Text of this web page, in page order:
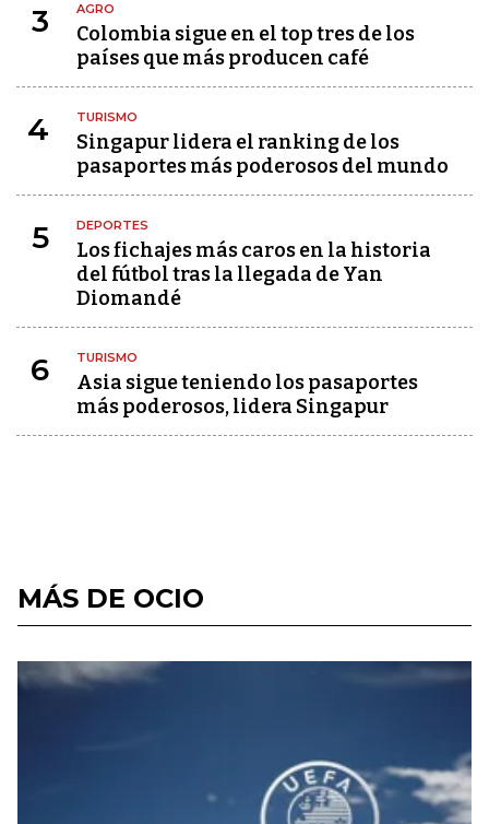
3 AGRO
Colombia sigue en el top tres de los
países que más producen café
4 TURISMO
Singapur lidera el ranking de los
pasaportes más poderosos del mundo
5 DEPORTES
Los fichajes más caros en la historia
del fútbol tras la llegada de Yan
Diomandé
6 TURISMO
Asia sigue teniendo los pasaportes
más poderosos, lidera Singapur
MÁS DE OCIO